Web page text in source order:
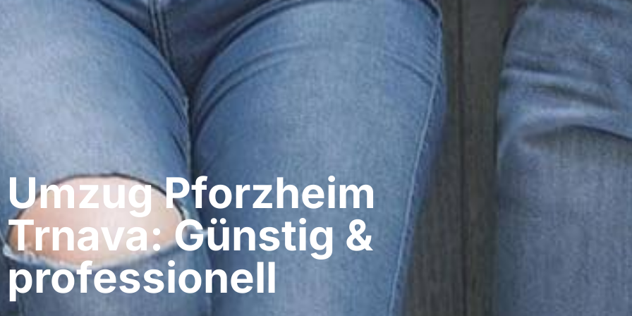
Umzug Pforzheim​
Trnava: Günstig &
professionell​